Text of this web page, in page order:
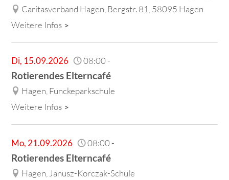
Caritasverband Hagen, Bergstr. 81, 58095 Hagen
Weitere Infos
Di, 15.09.2026 08:00-
Rotierendes Elterncafé
Hagen, Funckeparkschule
Weitere Infos
Mo, 21.09.2026 08:00-
Rotierendes Elterncafé
Hagen, Janusz-Korczak-Schule